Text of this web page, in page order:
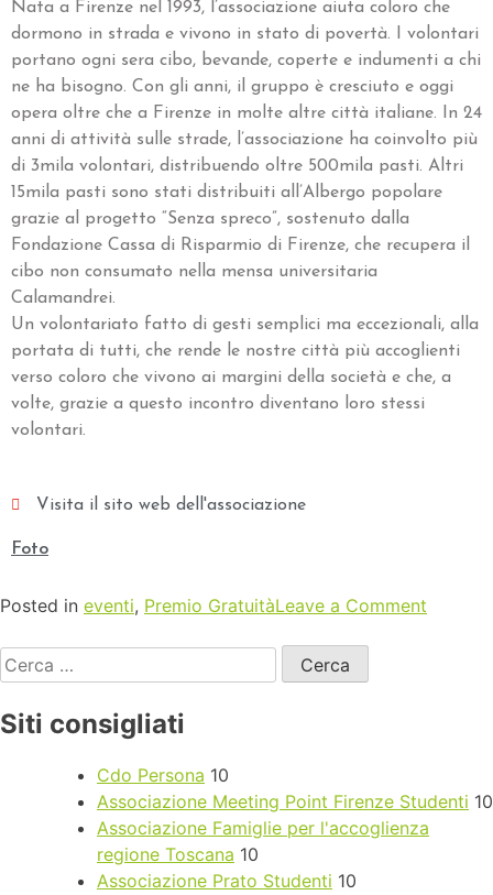
Nata a Firenze nel 1993, l’associazione aiuta coloro che
dormono in strada e vivono in stato di povertà. I volontari
portano ogni sera cibo, bevande, coperte e indumenti a chi
ne ha bisogno. Con gli anni, il gruppo è cresciuto e oggi
opera oltre che a Firenze in molte altre città italiane. In 24
anni di attività sulle strade, l’associazione ha coinvolto più
di 3mila volontari, distribuendo oltre 500mila pasti. Altri
15mila pasti sono stati distribuiti all’Albergo popolare
grazie al progetto “Senza spreco”, sostenuto dalla
Fondazione Cassa di Risparmio di Firenze, che recupera il
cibo non consumato nella mensa universitaria
Calamandrei.
Un volontariato fatto di gesti semplici ma eccezionali, alla
portata di tutti, che rende le nostre città più accoglienti
verso coloro che vivono ai margini della società e che, a
volte, grazie a questo incontro diventano loro stessi
volontari.
Visita il sito web dell'associazione
Foto
Posted in eventi, Premio GratuitàLeave a Comment
Siti consigliati
Cdo Persona 10
Associazione Meeting Point Firenze Studenti 10
Associazione Famiglie per l'accoglienza
regione Toscana 10
Associazione Prato Studenti 10